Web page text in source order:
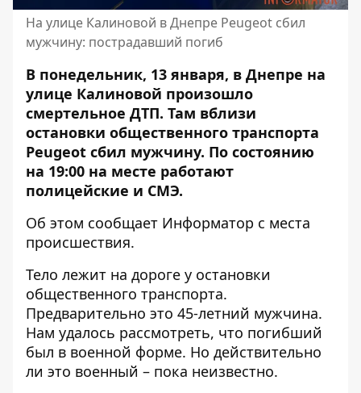
На улице Калиновой в Днепре Peugeot сбил
мужчину: пострадавший погиб
В понедельник, 13 января, в Днепре на
улице Калиновой произошло
смертельное ДТП. Там вблизи
остановки общественного транспорта
Peugeot сбил мужчину. По состоянию
на 19:00 на месте работают
полицейские и СМЭ.
Об этом сообщает Информатор с места
происшествия.
Тело лежит на дороге у остановки
общественного транспорта.
Предварительно это 45-летний мужчина.
Нам удалось рассмотреть, что погибший
был в военной форме. Но действительно
ли это военный – пока неизвестно.